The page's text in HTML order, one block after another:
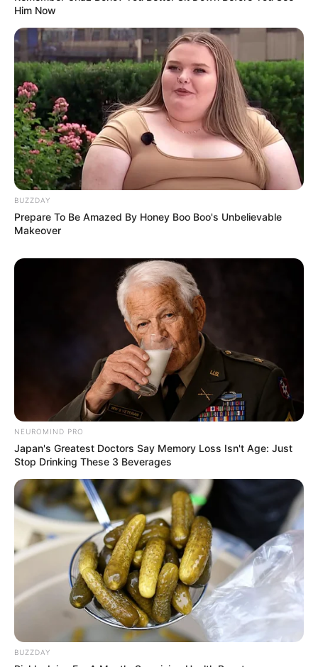
LIHAT ARTIKEL LAINNYA
Tastefully Yours Confidence Queen
Walking On Thin Ice Tempest
Him Now
BUZZDAY
Prepare To Be Amazed By Honey Boo Boo's Unbelievable
Makeover
NEUROMIND PRO
Japan's Greatest Doctors Say Memory Loss Isn't Age: Just
Stop Drinking These 3 Beverages
BUZZDAY